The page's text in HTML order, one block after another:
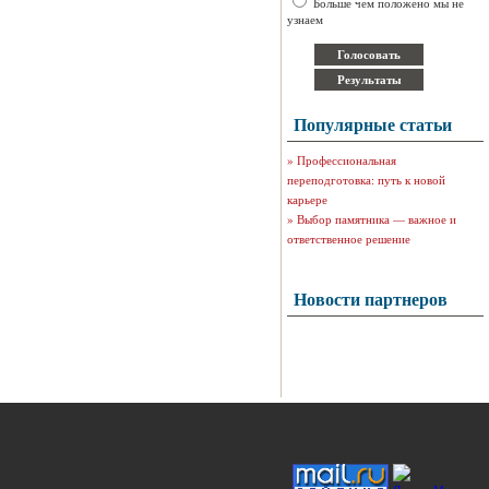
узнаем
Популярные статьи
» Профессиональная
переподготовка: путь к новой
карьере
» Выбор памятника — важное и
ответственное решение
Новости партнеров